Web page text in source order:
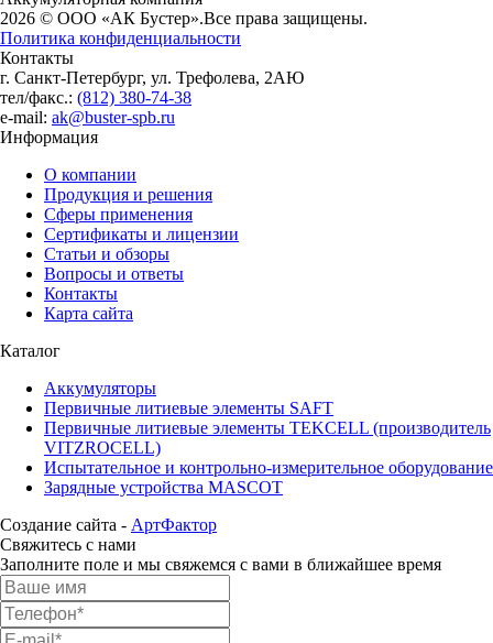
2026 © ООО «АК Бустер».Все права защищены.
Политика конфиденциальности
Контакты
г. Санкт-Петербург, ул. Трефолева, 2АЮ
тел/факс.: (812) 380-74-38
e-mail: ak@buster-spb.ru
Информация
О компании
Продукция и решения
Сферы применения
Сертификаты и лицензии
Статьи и обзоры
Вопросы и ответы
Контакты
Карта сайта
Каталог
Аккумуляторы
Первичные литиевые элементы SAFT
Первичные литиевые элементы TEKCELL (производитель
VITZROCELL)
Испытательное и контрольно-измерительное оборудование
Зарядные устройства MASCOT
Создание сайта - АртФактор
Свяжитесь с нами
Заполните поле и мы свяжемся с вами в ближайшее время